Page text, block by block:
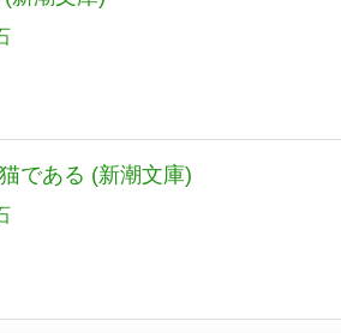
である (新潮文庫)